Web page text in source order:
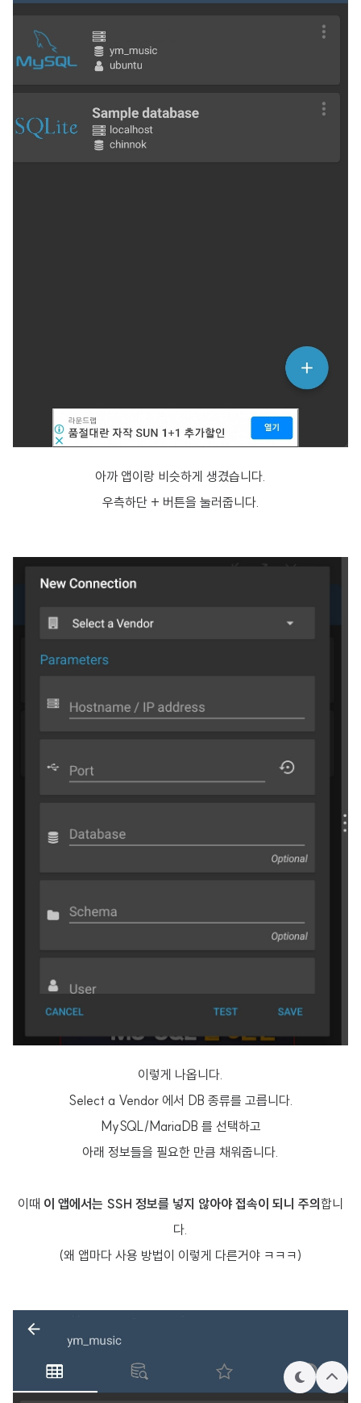
아까 앱이랑 비슷하게 생겼습니다.
우측하단 + 버튼을 눌러줍니다.
이렇게 나옵니다.
Select a Vendor 에서 DB 종류를 고릅니다.
MySQL/MariaDB 를 선택하고
아래 정보들을 필요한 만큼 채워줍니다.
이때 이 앱에서는 SSH 정보를 넣지 않아야 접속이 되니 주의 합니
다.
(왜 앱마다 사용 방법이 이렇게 다른거야 ㅋㅋㅋ)
테
상